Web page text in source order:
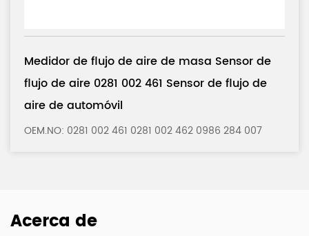
de
flujo de
0281 002 462 0986 284 007
Medidor de flujo de aire de masa
flujo de aire 0280 217 121 Sensor
aire de automóvil
Acerca de